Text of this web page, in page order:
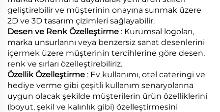
geliştirebilir ve müşterinin onayına sunmak üzere
2D ve 3D tasarım çizimleri sağlayabilir.
Desen ve Renk Özelleştirme : Kurumsal logoları,
marka unsurlarını veya benzersiz sanat desenlerini
içermek üzere müşterinin tercihlerine göre desen,
renk ve sırları özelleştirebiliriz.
Özellik Özelleştirme : Ev kullanımı, otel cateringi ve
hediye verme gibi çeşitli kullanım senaryolarına
uygun olacak şekilde müşterilerin ürün özelliklerini
(boyut, şekil ve kalınlık gibi) özelleştirmesini